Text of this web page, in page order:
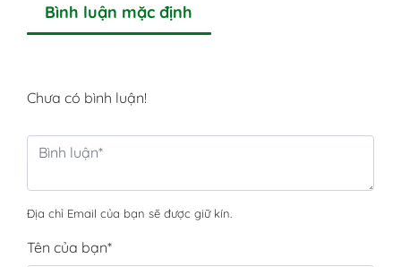
Bình luận mặc định
Chưa có bình luận!
Địa chỉ Email của bạn sẽ được giữ kín.
Tên của bạn*